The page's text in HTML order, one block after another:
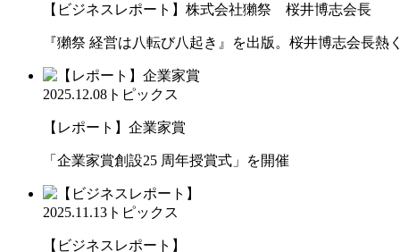
【ビジネスレポート】株式会社獺祭 桜井博志会長
『獺祭 経営は八転び八起き』を出版。桜井博志会長熱
2025.12.08 トピックス
【レポート】企業家賞
「企業家賞創設25 周年授賞式」を開催
2025.11.13 トピックス
【ビジネスレポート】